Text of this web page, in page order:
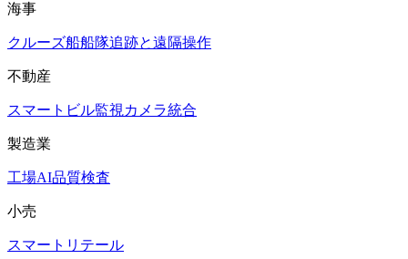
海事
クルーズ船船隊追跡と遠隔操作
不動産
スマートビル監視カメラ統合
製造業
工場AI品質検査
小売
スマートリテール